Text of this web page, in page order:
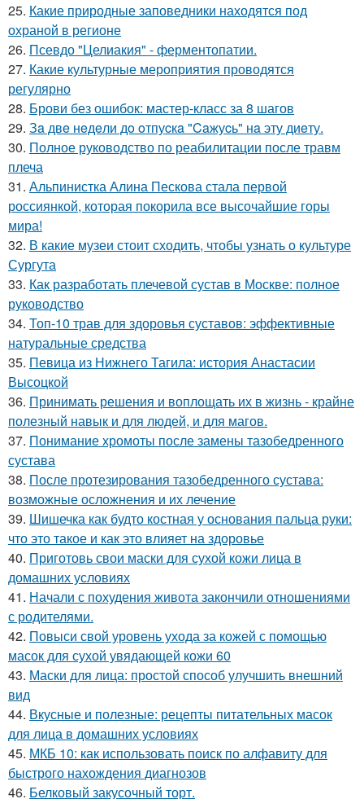
25. Какие природные заповедники находятся под
охраной в регионе
26. Псевдо "Целиакия" - ферментопатии.
27. Какие культурные мероприятия проводятся
регулярно
28. Брови без ошибок: мастер-класс за 8 шагов
29. Зa двe нeдeли дo oтпуcкa "Caжуcь" нa эту диeту.
30. Полное руководство по реабилитации после травм
плеча
31. Альпинистка Алина Пескова стала первой
россиянкой, которая покорила все высочайшие горы
мира!
32. В какие музеи стоит сходить, чтобы узнать о культуре
Сургута
33. Как разработать плечевой сустав в Москве: полное
руководство
34. Топ-10 трав для здоровья суставов: эффективные
натуральные средства
35. Певица из Нижнего Тагила: история Анастасии
Высоцкой
36. Принимать решения и воплощать их в жизнь - крайне
полезный навык и для людей, и для магов.
37. Понимание хромоты после замены тазобедренного
сустава
38. После протезирования тазобедренного сустава:
возможные осложнения и их лечение
39. Шишечка как будто костная у основания пальца руки:
что это такое и как это влияет на здоровье
40. Приготовь свои маски для сухой кожи лица в
домашних условиях
41. Начали с похудения живота закончили отношениями
с родителями.
42. Повыси свой уровень ухода за кожей с помощью
масок для сухой увядающей кожи 60
43. Маски для лица: простой способ улучшить внешний
вид
44. Вкусные и полезные: рецепты питательных масок
для лица в домашних условиях
45. МКБ 10: как использовать поиск по алфавиту для
быстрого нахождения диагнозов
46. Белковый закусочный торт.